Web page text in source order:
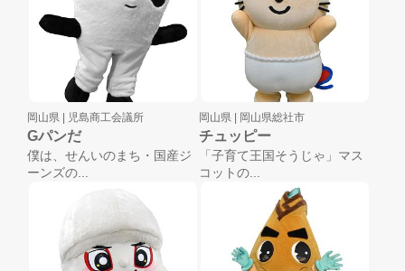
岡山県 | 児島商工会議所
Gパンだ
僕は、せんいのまち・国産ジ
ーンズの...
岡山県 | 岡山県総社市
チュッピー
「子育て王国そうじゃ」マス
コットの...